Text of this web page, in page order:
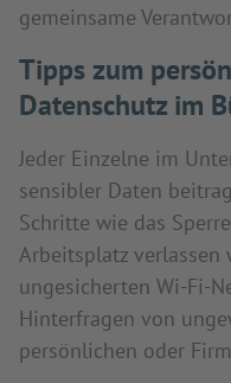
gemeinsame
Tipps zum
Datenschutz im
Jeder Einzelne im
sensibler Daten
Schritte wie das
Arbeitsplatz verlassen
ungesicherten Wi-Fi-
Hinterfragen von
persönlichen oder